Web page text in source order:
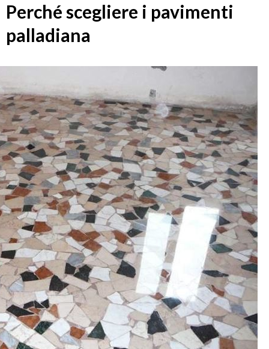
Perché scegliere i pavimenti
palladiana